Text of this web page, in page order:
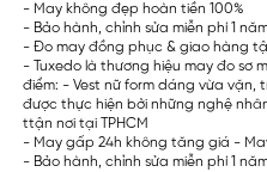
- May không đẹp hoàn tiền 100%
- Bảo hành, chỉnh sửa miễn phí 1
- Đo may đồng phục & giao hàng
- Tuxedo là thương hiệu may đo sơ
điểm: - Vest nữ form dáng vừa
được thực hiện bởi những nghệ
ttận nơi tại TPHCM
- May gấp 24h không tăng giá -
- Bảo hành, chỉnh sửa miễn phí 1 năm